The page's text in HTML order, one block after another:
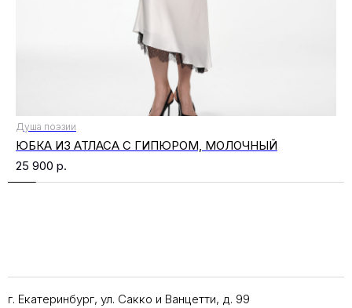
Душа поэзии
ЮБКА ИЗ АТЛАСА С ГИПЮРОМ, МОЛОЧНЫЙ
25 900 р.
г. Екатеринбург, ул. Сакко и Ванцетти, д. 99